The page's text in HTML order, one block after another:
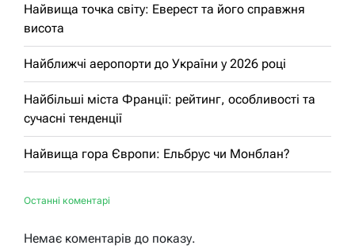
Найвища точка світу: Еверест та його справжня
висота
Найближчі аеропорти до України у 2026 році
Найбільші міста Франції: рейтинг, особливості та
сучасні тенденції
Найвища гора Європи: Ельбрус чи Монблан?
Останні коментарі
Немає коментарів до показу.